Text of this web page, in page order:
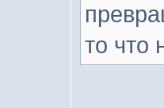
то что